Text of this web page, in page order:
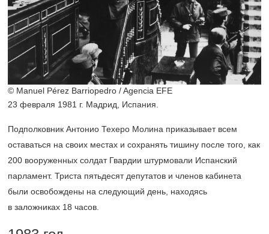
© Manuel Pérez Barriopedro / Agencia EFE
23 февраля 1981 г. Мадрид, Испания.
Подполковник Антонио Техеро Молина приказывает всем
оставаться на своих местах и сохранять тишину после того, как
200 вооруженных солдат Гвардии штурмовали Испанский
парламент. Триста пятьдесят депутатов и членов кабинета
были освобождены на следующий день, находясь
в заложниках 18 часов.